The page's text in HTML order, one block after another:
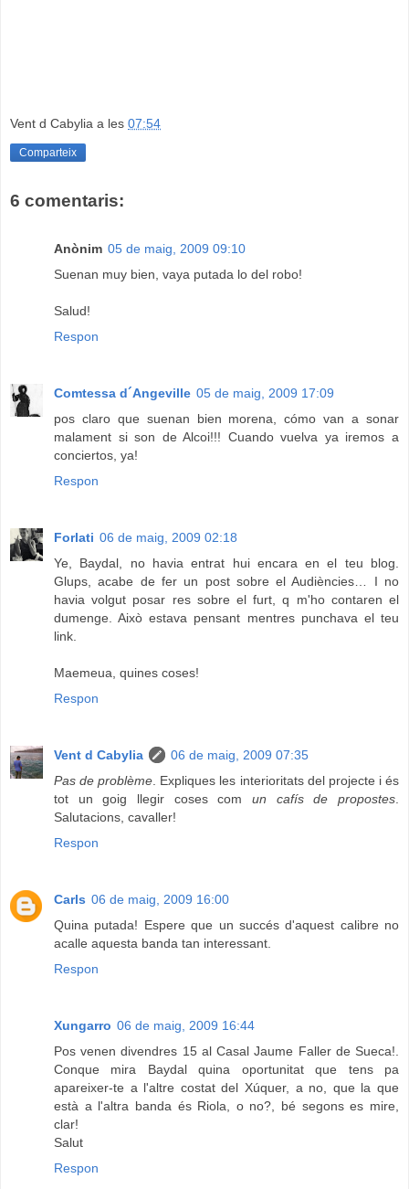
Vent d Cabylia a les 07:54
Comparteix
6 comentaris:
Anònim 05 de maig, 2009 09:10
Suenan muy bien, vaya putada lo del robo!
Salud!
Respon
Comtessa d´Angeville 05 de maig, 2009 17:09
pos claro que suenan bien morena, cómo van a sonar
malament si son de Alcoi!!! Cuando vuelva ya iremos a
conciertos, ya!
Respon
Forlati 06 de maig, 2009 02:18
Ye, Baydal, no havia entrat hui encara en el teu blog.
Glups, acabe de fer un post sobre el Audiències… I no
havia volgut posar res sobre el furt, q m'ho contaren el
dumenge. Això estava pensant mentres punchava el teu
link.
Maemeua, quines coses!
Respon
Vent d Cabylia
06 de maig, 2009 07:35
Pas de problème . Expliques les interioritats del projecte i és
tot un goig llegir coses com un cafís de propostes
Salutacions, cavaller!
Respon
Carls 06 de maig, 2009 16:00
Quina putada! Espere que un succés d'aquest calibre no
acalle aquesta banda tan interessant.
Respon
Xungarro 06 de maig, 2009 16:44
Pos venen divendres 15 al Casal Jaume Faller de Sueca!.
Conque mira Baydal quina oportunitat que tens pa
apareixer-te a l'altre costat del Xúquer, a no, que la que
està a l'altra banda és Riola, o no?, bé segons es mire,
clar!
Salut
Respon